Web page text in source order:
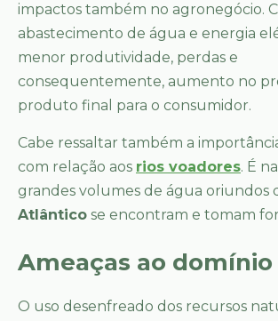
impactos também no agronegócio.
abastecimento de água e energia
menor produtividade, perdas e
consequentemente, aumento no
produto final para o consumidor.
Cabe ressaltar também a
com relação aos rios voadores. É
grandes volumes de água oriundos
Atlântico se encontram e tomam
Ameaças ao domínio
O uso desenfreado dos recursos